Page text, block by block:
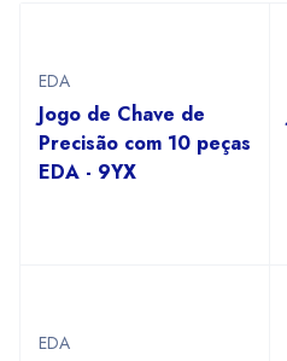
EDA
Jogo de Chave de
Precisão com 10 peças
EDA - 9YX
EDA